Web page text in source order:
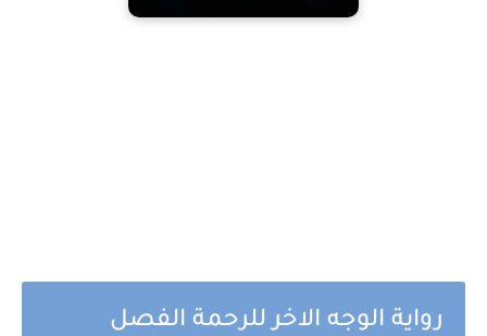
رواية الوجه الاخر للرحمة الفصل